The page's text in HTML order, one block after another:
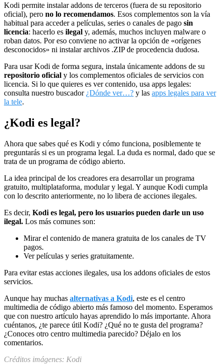
Kodi permite instalar addons de terceros (fuera de su repositorio
oficial), pero no lo recomendamos. Esos complementos son la vía
habitual para acceder a películas, series o canales de pago sin
licencia: hacerlo es ilegal y, además, muchos incluyen malware o
roban datos. Por eso conviene no activar la opción de «orígenes
desconocidos» ni instalar archivos .ZIP de procedencia dudosa.
Para usar Kodi de forma segura, instala únicamente addons de su
repositorio oficial y los complementos oficiales de servicios con
licencia. Si lo que quieres es ver contenido, usa apps legales:
consulta nuestro buscador ¿Dónde ver…? y las apps legales para ver
la tele.
¿Kodi es legal?
Ahora que sabes qué es Kodi y cómo funciona, posiblemente te
preguntarás si es un programa legal. La duda es normal, dado que se
trata de un programa de código abierto.
La idea principal de los creadores era desarrollar un programa
gratuito, multiplataforma, modular y legal. Y aunque Kodi cumpla
con lo descrito anteriormente, no lo libera de acciones ilegales.
Es decir, Kodi es legal, pero los usuarios pueden darle un uso
ilegal. Los más comunes son:
Mirar el contenido de manera gratuita de los canales de TV
pagos.
Ver películas y series gratuitamente.
Para evitar estas acciones ilegales, usa los addons oficiales de estos
servicios.
Aunque hay muchas alternativas a Kodi, este es el centro
multimedia de código abierto más famoso del momento. Esperamos
que con nuestro artículo hayas aprendido lo más importante. Ahora
cuéntanos, ¿te parece útil Kodi? ¿Qué no te gusta del programa?
¿Conoces otro centro multimedia parecido? Déjalo en los
comentarios.
Créditos imágenes: Kodi